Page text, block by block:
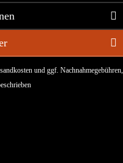
und ggf. Nachnahmegebühren,